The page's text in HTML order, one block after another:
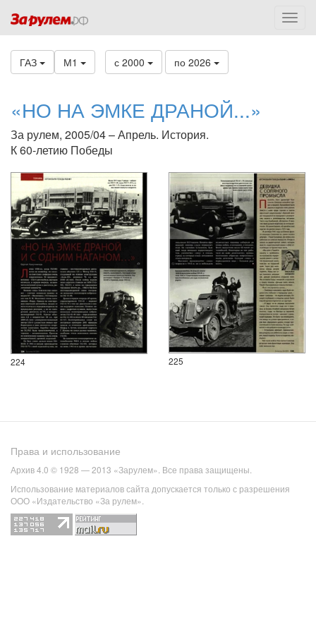
ГАЗ М1 с 2000 по 2026
«НО НА ЭМКЕ ДРАНОЙ...»
За рулем, 2005/04 – Апрель. История.
К 60-летию Победы
224 225
Права и использование
Архив 4.0 © 1928 — 2013 «Зарулем». Все права защищены.
Использование материалов сайта допускается только с разрешения
ООО «Издательство «За рулем».